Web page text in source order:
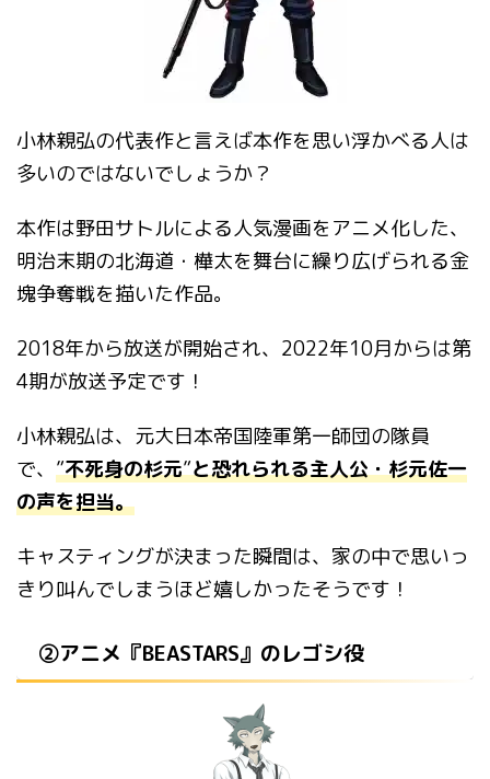
小林親弘の代表作と言えば本作を思い浮かべる人は
多いのではないでしょうか？
本作は野田サトルによる人気漫画をアニメ化した、
明治末期の北海道・樺太を舞台に繰り広げられる金
塊争奪戦を描いた作品。
2018年から放送が開始され、 2022年10月からは第
4期が放送予定です！
小林親弘は、元大日本帝国陸軍第一師団の隊員
で、 ”不死身の杉元”と恐れられる主人公・杉元佐一
の声を担当。
キャスティングが決まった瞬間は、家の中で思いっ
きり叫んでしまうほど嬉しかったそうです！
②アニメ『BEASTARS』のレゴシ役